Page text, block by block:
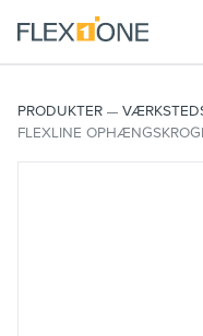
PRODUKTER
FLEXLINE